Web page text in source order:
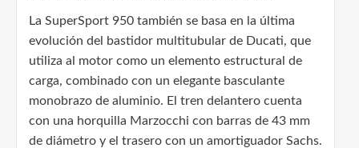
La SuperSport 950 también se basa en la última
evolución del bastidor multitubular de Ducati, que
utiliza al motor como un elemento estructural de
carga, combinado con un elegante basculante
monobrazo de aluminio. El tren delantero cuenta
con una horquilla Marzocchi con barras de 43 mm
de diámetro y el trasero con un amortiguador Sachs.